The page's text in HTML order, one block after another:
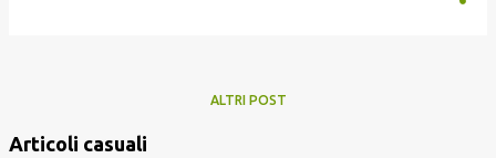
ALTRI POST
Articoli casuali